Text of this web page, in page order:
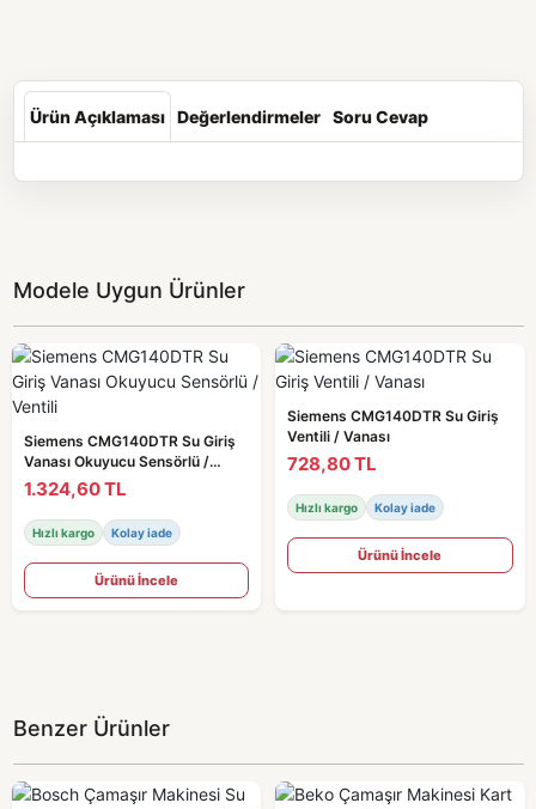
Ürün Açıklaması Değerlendirmeler Soru Cevap
Modele Uygun Ürünler
Siemens CMG140DTR Su Giriş
Vanası Okuyucu Sensörlü /
Ventili
1.324,60 TL
Hızlı kargo Kolay iade
Ürünü İncele
Siemens CMG140DTR Su Giriş
Ventili / Vanası
728,80 TL
Hızlı kargo Kolay iade
Ürünü İncele
Benzer Ürünler